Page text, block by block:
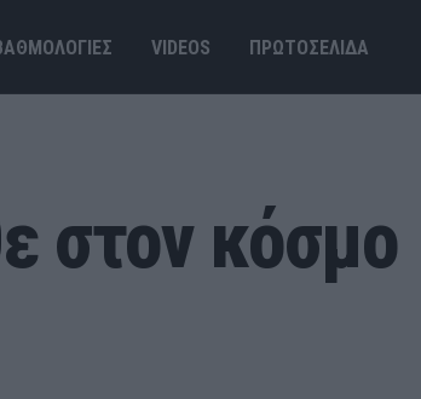
VIDEOS ΠΡΩΤΟΣΕΛΙΔΑ
στον κόσμο